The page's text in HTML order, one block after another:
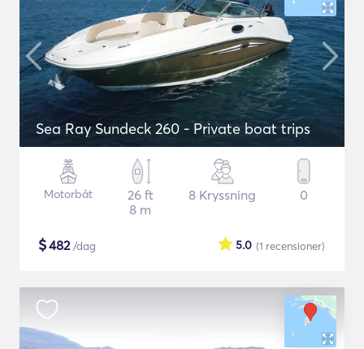
Sea Ray Sundeck 260 - Private boat trips
Motorbåt
26 ft
8 m
8 Kryssning 0
$482/dag (1 recensioner)
5.0